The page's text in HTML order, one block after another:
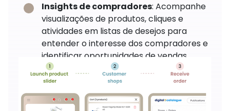
Insights de compradores: Acompanhe
visualizações de produtos, cliques e
atividades em listas de desejos para
entender o interesse dos compradores e
identificar oportunidades de vendas.